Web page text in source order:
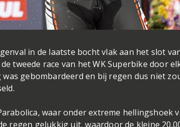
in de laatste bocht vlak aan het slot
tweede race van het WK Superbike door
gebombardeerd en bij regen dus niet
waar onder extreme hellingshoek
regen gelukkig uit, waardoor de kleine